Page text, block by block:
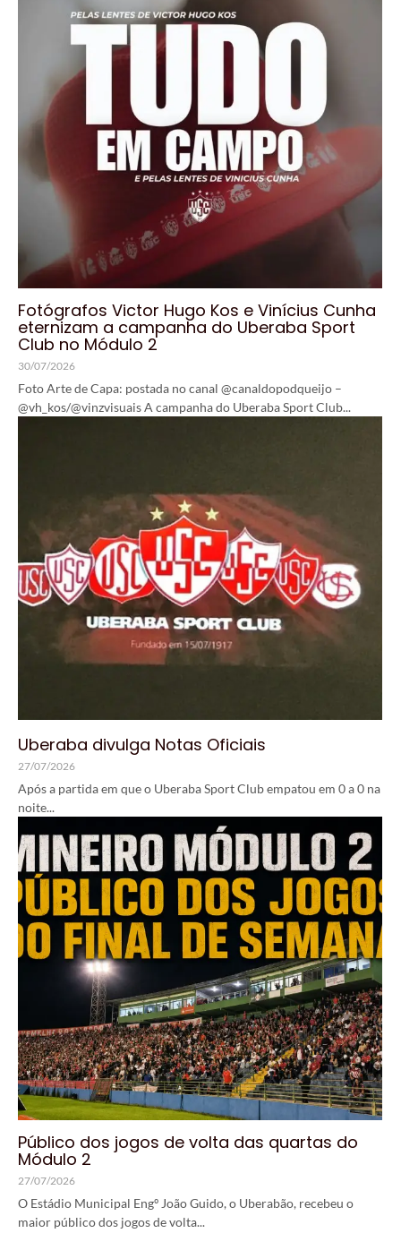
Fotógrafos Victor Hugo Kos e Vinícius Cunha
eternizam a campanha do Uberaba Sport
Club no Módulo 2
30/07/2026
Foto Arte de Capa: postada no canal @canaldopodqueijo –
@vh_kos/@vinzvisuais A campanha do Uberaba Sport Club...
Uberaba divulga Notas Oficiais
27/07/2026
Após a partida em que o Uberaba Sport Club empatou em 0 a 0 na
noite...
Público dos jogos de volta das quartas do
Módulo 2
27/07/2026
O Estádio Municipal Engº João Guido, o Uberabão, recebeu o
maior público dos jogos de volta...